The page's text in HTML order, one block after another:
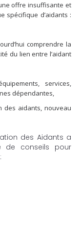
offre insuffisante et
spécifique d’aidants :
comprendre la
du lien entre l’aidant
services,
dépendantes,
des aidants, nouveau
des Aidants a
de conseils pour